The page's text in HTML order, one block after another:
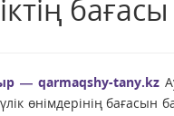
— qarmaqshy-tany.kz
өнімдерінің